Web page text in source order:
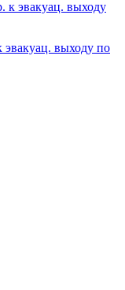
эвакуац. выходу по